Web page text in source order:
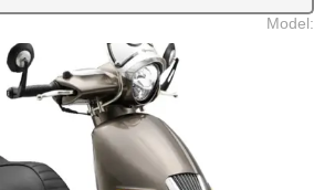
Model: